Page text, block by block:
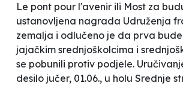
Le pont pour l'avenir ili Most za
ustanovljena nagrada Udruženja
zemalja i odlučeno je da prva
jajačkim srednjoškolcima i
se pobunili protiv podjele.
desilo jučer, 01.06., u holu Srednje